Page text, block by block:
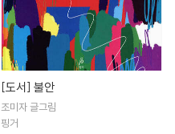
[도서] 불안
조미자 글그림
핑거